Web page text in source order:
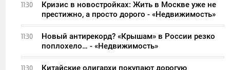
11:30
Кризис в новостройках: Жить в Москве уже не
престижно, а просто дорого - «Недвижимость»
11:30
Новый антирекорд? «Крышам» в России резко
поплохело… - «Недвижимость»
11:30
Китайские олигархи покупают дорогую